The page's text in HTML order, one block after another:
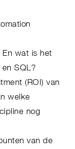
En wat is het
SQL?
(ROI) van
welke
nog
van de